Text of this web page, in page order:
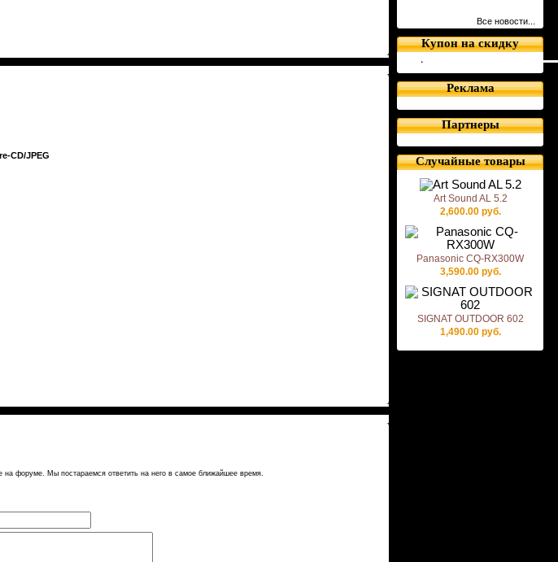
CD/JPEG
на форуме. Мы постараемся ответить на него в самое ближайшее время.
Все новости...
Купон на скидку
Реклама
Партнеры
Случайные товары
Art Sound AL 5.2
2,600.00 руб.
Panasonic CQ-RX300W
3,590.00 руб.
SIGNAT OUTDOOR 602
1,490.00 руб.